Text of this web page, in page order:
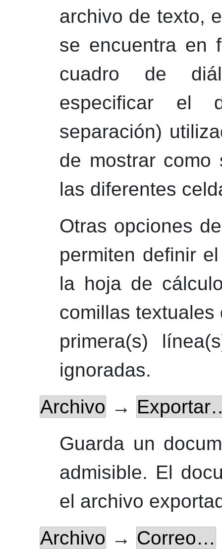
archivo de texto,
se encuentra en
cuadro de
especificar el
separación)
de mostrar
las diferentes
Otras opciones
permiten definir
la hoja de
comillas
primera(s)
ignoradas.
Archivo →
Guarda un
admisible. El
el archivo
Archivo → Correo…